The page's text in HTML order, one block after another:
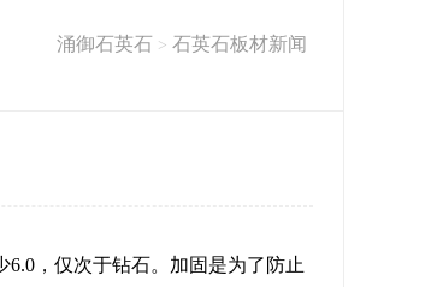
涌御石英石 > 石英石板材新闻
，仅次于钻石。加固是为了防止